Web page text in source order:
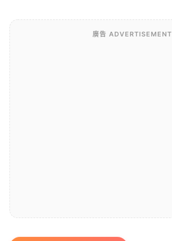
廣告 ADVERTISEMENT